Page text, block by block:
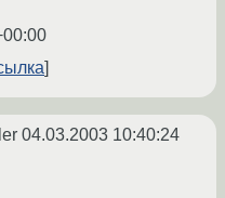
04.03.2003 10:40:24